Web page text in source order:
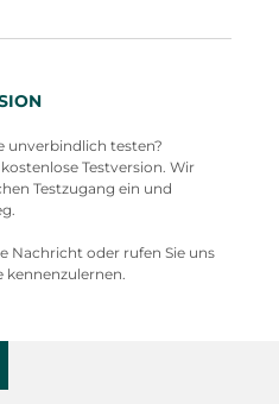
unverbindlich testen?
Testversion. Wir
Testzugang ein und
Nachricht oder rufen Sie uns
kennenzulernen.